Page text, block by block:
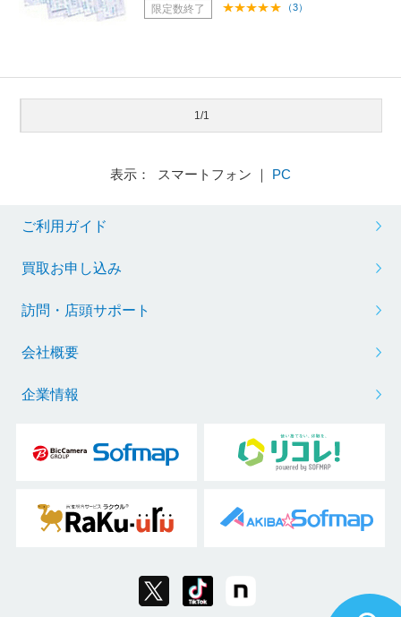
限定数終了 （3）
1/1
表示： スマートフォン ｜ PC
ご利用ガイド
買取お申し込み
訪問・店頭サポート
会社概要
企業情報